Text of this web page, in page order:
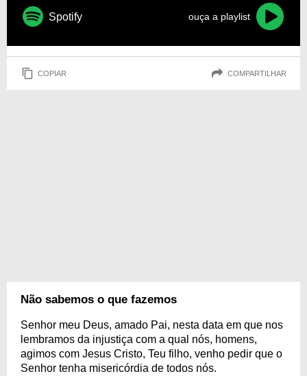
Spotify ouça a playlist
COPIAR COMPARTILHAR
Não sabemos o que fazemos
Senhor meu Deus, amado Pai, nesta data em que nos
lembramos da injustiça com a qual nós, homens,
agimos com Jesus Cristo, Teu filho, venho pedir que o
Senhor tenha misericórdia de todos nós.